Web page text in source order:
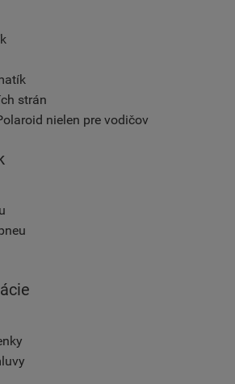
strán
nielen pre vodičov